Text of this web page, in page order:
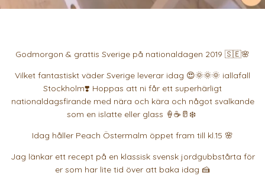
Godmorgon & grattis Sverige på nationaldagen 2019 🇸🇪🌸
Vilket fantastiskt väder Sverige leverar idag 😍🌞🌞🌞 iallafall
Stockholm❣️ Hoppas att ni får ett superhärligt
nationaldagsfirande med nära och kära och något svalkande
som en islatte eller glass 🍦☕🥛❄️
Idag håller Peach Östermalm öppet fram till kl.15 🌸
Jag länkar ett recept på en klassisk svensk jordgubbstårta för
er som har lite tid över att baka idag 🍰